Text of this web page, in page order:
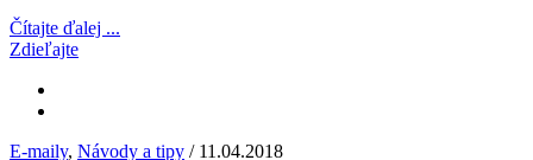
Čítajte ďalej ...
Zdieľajte
E-maily, Návody a tipy / 11.04.2018